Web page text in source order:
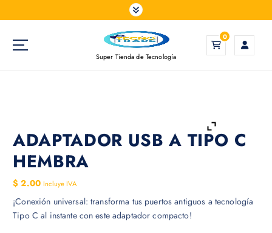
a
Super Tienda de Tecnología
0
ADAPTADOR USB A TIPO C
HEMBRA
$ 2.00 Incluye IVA
¡Conexión universal: transforma tus puertos antiguos a tecnología
Tipo C al instante con este adaptador compacto!